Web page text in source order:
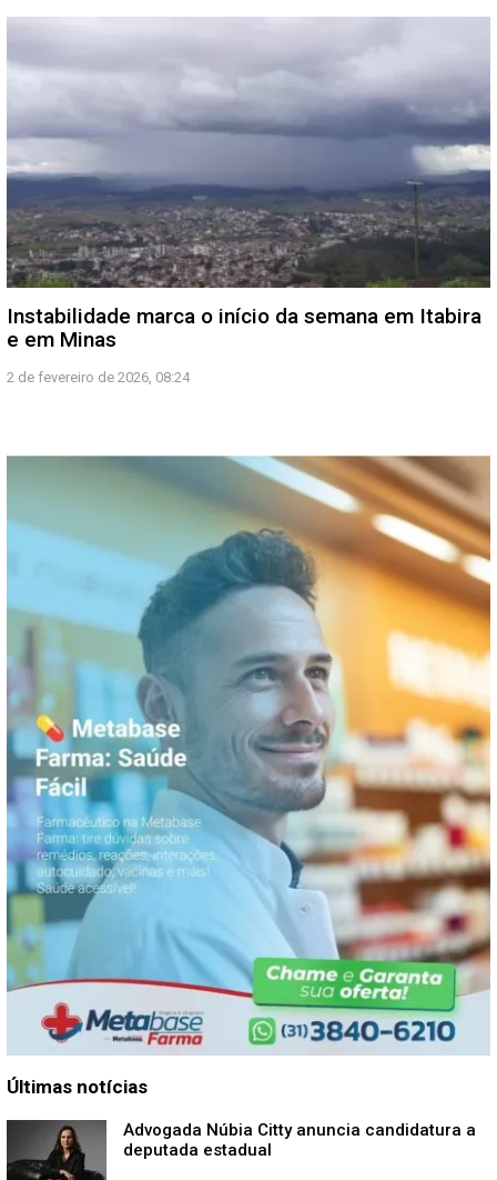
Instabilidade marca o início da semana em Itabira
e em Minas
2 de fevereiro de 2026, 08:24
Últimas notícias
Advogada Núbia Citty anuncia candidatura a
deputada estadual